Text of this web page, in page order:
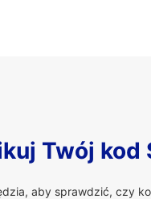
Twój kod
aby sprawdzić, czy